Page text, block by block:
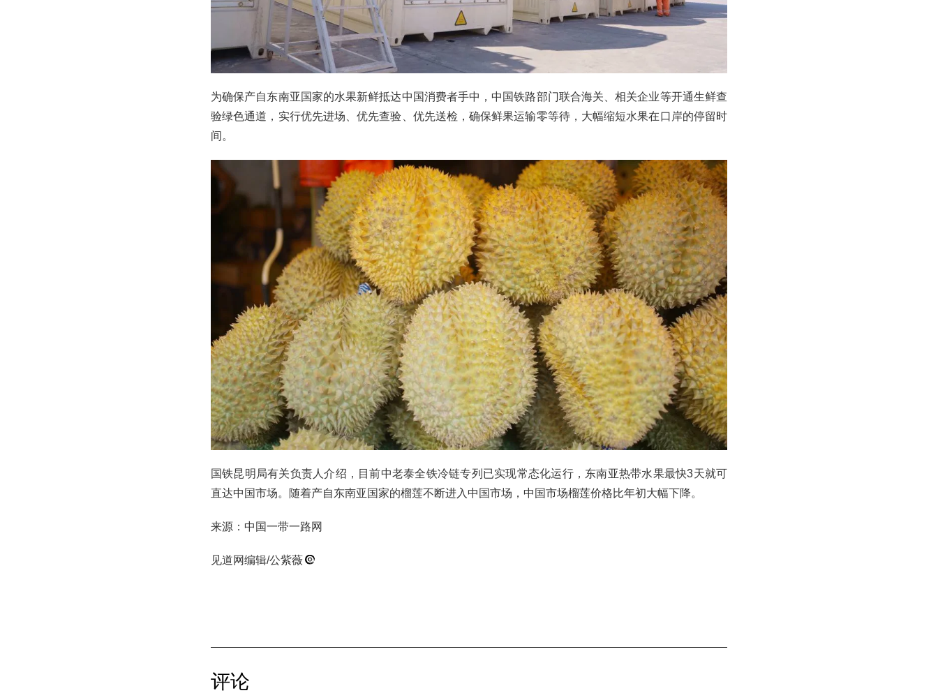
为确保产自东南亚国家的水果新鲜抵达中国消费者手中，中国铁路部门联合海关、相关企业等开通生鲜查
验绿色通道，实行优先进场、优先查验、优先送检，确保鲜果运输零等待，大幅缩短水果在口岸的停留时
间。
国铁昆明局有关负责人介绍，目前中老泰全铁冷链专列已实现常态化运行，东南亚热带水果最快3天就可
直达中国市场。随着产自东南亚国家的榴莲不断进入中国市场，中国市场榴莲价格比年初大幅下降。
来源：中国一带一路网
见道网编辑/公紫薇
评论